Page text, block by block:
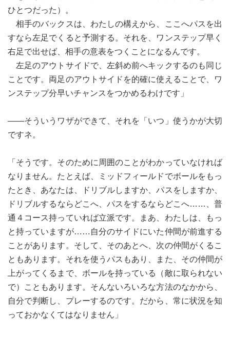
ひとつだった）。
相手のバックスは、わたしの構えから、ここへパスを出
すなら左足でくると予測する。それを、ワンステップ早く
右足で出せば、相手の意表をつくことになるんです。
左足のアウトサイドで、左斜め前へキックするのも同じ
ことです。両足のアウトサイドを的確に使えることで、ワ
ンステップ分早いチャンスをつかめるわけです」
――そういうワザができて、それを「いつ」使うかが大切
ですネ。
「そうです。そのために周囲のことがわかっていなければ
なりません。たとえば、ミッドフィールドでボールをもっ
たとき、あなたは、ドリブルしますか、パスをしますか、
ドリブルするならどこへ、パスをするならどこへ……、普
通４コース持っていれば立派です。まあ、わたしは、もっ
と持っていますが……自分のサイドにいた仲間が前進する
ことがあります。そして、そのあとへ、次の仲間がくるこ
ともあります。それを使うパスもあり、また、その仲間が
上がってくるまで、ボールを持っている（敵に取られない
で）こともあります。そんないろいろな方法のなかから、
自分で判断し、プレーするのです。だから、常に状況を知
っておかなくてはなりません」